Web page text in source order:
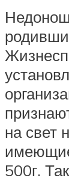
на свет
500г.